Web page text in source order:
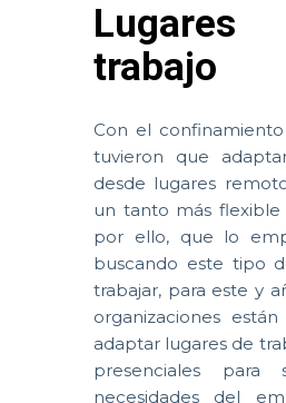
trabajo
Con el
tuvieron que
desde lugares
un tanto más flexible
por ello, que lo
buscando este tipo
trabajar, para este y
organizaciones
adaptar lugares de
presenciales para
necesidades del